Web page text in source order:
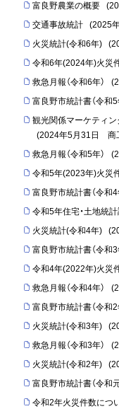
富良野農業の概要
(
交通事故統計
(2025
火災統計(令和6年)
(
令和6年(2024年)火災
救急月報（令和6年）
(
富良野市統計書（令和5
観光関係マーケティ
(2024年5月31日 商
救急月報（令和5年）
(
令和5年(2023年)火災
富良野市統計書（令和4
令和5年住宅・土地統
火災統計(令和4年)
(
富良野市統計書（令和3
令和4年(2022年)火災
救急月報（令和4年）
(
富良野市統計書（令和2
火災統計(令和3年)
(
救急月報（令和3年）
(
火災統計(令和2年)
(
富良野市統計書（令和
令和2年火災件数につ